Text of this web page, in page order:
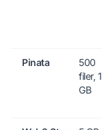
Pinata
500
filer, 1
GB